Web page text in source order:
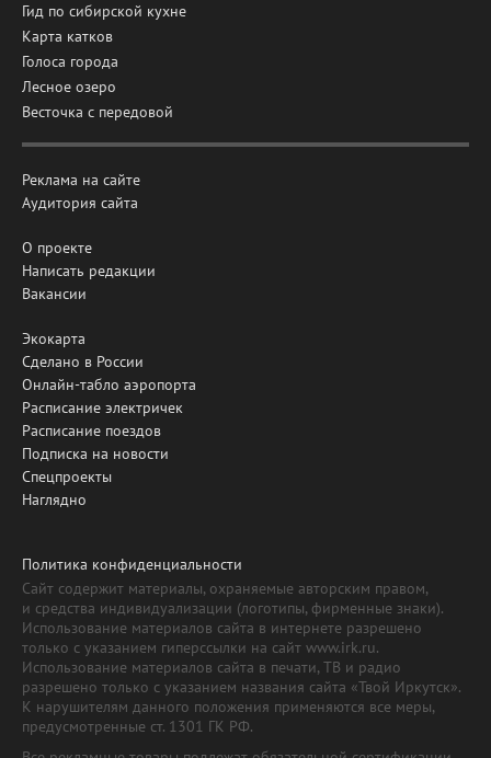
Гид по сибирской кухне
Карта катков
Голоса города
Лесное озеро
Весточка с передовой
Реклама на сайте
Аудитория сайта
О проекте
Написать редакции
Вакансии
Экокарта
Сделано в России
Онлайн-табло аэропорта
Расписание электричек
Расписание поездов
Подписка на новости
Спецпроекты
Наглядно
Политика конфиденциальности
Сайт содержит материалы, охраняемые авторским правом,
и средства индивидуализации (логотипы, фирменные знаки).
Использование материалов сайта в интернете разрешено
только с указанием гиперссылки на сайт www.irk.ru.
Использование материалов сайта в печати, ТВ и радио
разрешено только с указанием названия сайта «Твой Иркутск».
К нарушителям данного положения применяются все меры,
предусмотренные ст. 1301 ГК РФ.